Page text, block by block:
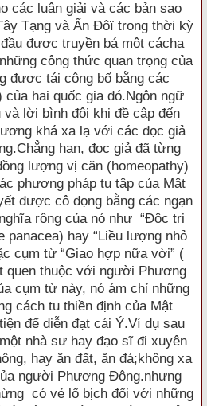
các luận giải và các bản sao
Tạng và Ấn Ðôï trong thời kỳ
được truyền bá một cácha
công thức quan trọng của
được tái công bố bằng các
hai quốc gia đó.Ngôn ngữ
lời bình đôi khi đề cập đến
khá xa lạ với các đọc giả
hạn, đọc giả đã từng
lượng vị căn (homeopathy)
phương pháp tu tập của Mật
được cô đọng bằng các ngạn
rộng của nó như “Ðộc trị
panacea) hay “Liều lượng nhỏ
cụm từ “Giao hợp nữa vời” (
quen thuộc với người Phương
cụm từ này, nó ám chỉ những
cách tu thiền định của Mật
để diễn đạt cái Ý.Ví dụ sau
nhà sư hay đạo sĩ đi xuyên
hay ăn đất, ăn đá;không xa
người Phương Ðông.nhưng
có vẻ lố bịch đối với những